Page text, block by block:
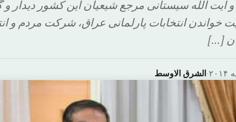
آیت الله سیستانی مرجع شیعیان این کشور
خواندن انتخابات پارلمانی عراق، شرکت مردم و
[…]
الشرق الاوسط·